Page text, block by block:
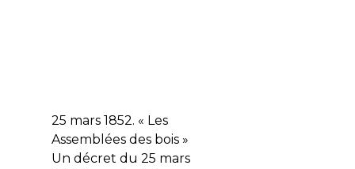
25 mars 1852. « Les
Assemblées des bois »
Un décret du 25 mars